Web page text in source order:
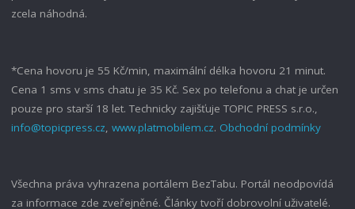
zcela náhodná.
*Cena hovoru je 55 Kč/min, maximální délka hovoru 21 minut.
Cena 1 sms v sms chatu je 35 Kč. Sex po telefonu a chat je určen
pouze pro starší 18 let. Technicky zajišťuje TOPIC PRESS s.r.o.,
info@topicpress.cz www.platmobilem.cz. Obchodní podmínky
Všechna práva vyhrazena portálem BezTabu. Portál neodpovídá
za informace zde zveřejněné. Články tvoří dobrovolní uživatelé.